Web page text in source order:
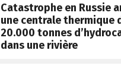
Catastrophe en Russie
une centrale thermique
20.000 tonnes
dans une rivière